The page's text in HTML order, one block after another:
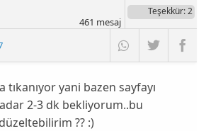
Teşekkür: 2
461 mesaj
tıkanıyor yani bazen sayfayı
2-3 dk bekliyorum..bu
?? :)